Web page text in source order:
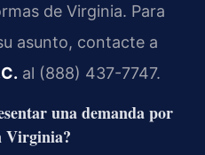
de Virginia. Para
asunto, contacte a
al (888) 437-7747.
una demanda por
Virginia?